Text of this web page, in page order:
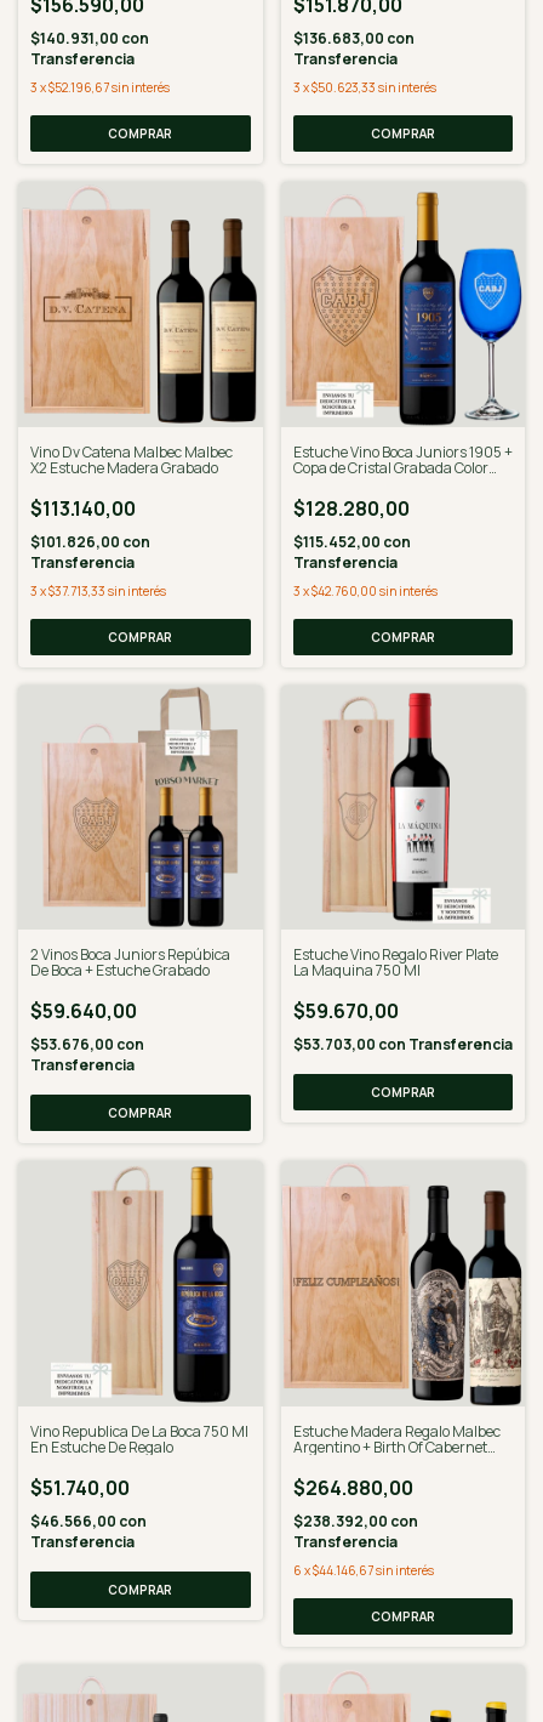
$140.931,00 con
Transferencia
3 x$52.196,67sin interés
COMPRAR
$136.683,00 con
Transferencia
3 x$50.623,33 sin interés
COMPRAR
Vino Dv Catena Malbec Malbec
X2 Estuche Madera Grabado
$113.140,00
$101.826,00 con
Transferencia
3 x$37.713,33 sin interés
Estuche Vino Boca Juniors 1905 +
Copa de Cristal Grabada Color
$128.280,00
$115.452,00 con
Transferencia
3 x$42.760,00 sin interés
2 Vinos Boca Juniors Repúbica
De Boca + Estuche Grabado
$59.640,00
$53.676,00 con
Transferencia
COMPRAR
Estuche Vino Regalo River Plate
La Maquina 750 Ml
$59.670,00
$53.703,00 con Transferencia
COMPRAR
Vino Republica De La Boca 750 Ml
En Estuche De Regalo
$51.740,00
$46.566,00 con
Transferencia
COMPRAR
Estuche Madera Regalo Malbec
Argentino + Birth Of Cabernet
$264.880,00
$238.392,00 con
Transferencia
6 x$44.146,67sin interés
COMPRAR